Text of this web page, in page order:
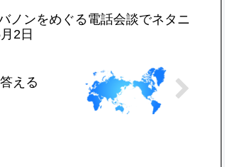
ノンをめぐる電話会談でネタニ
2日
答える